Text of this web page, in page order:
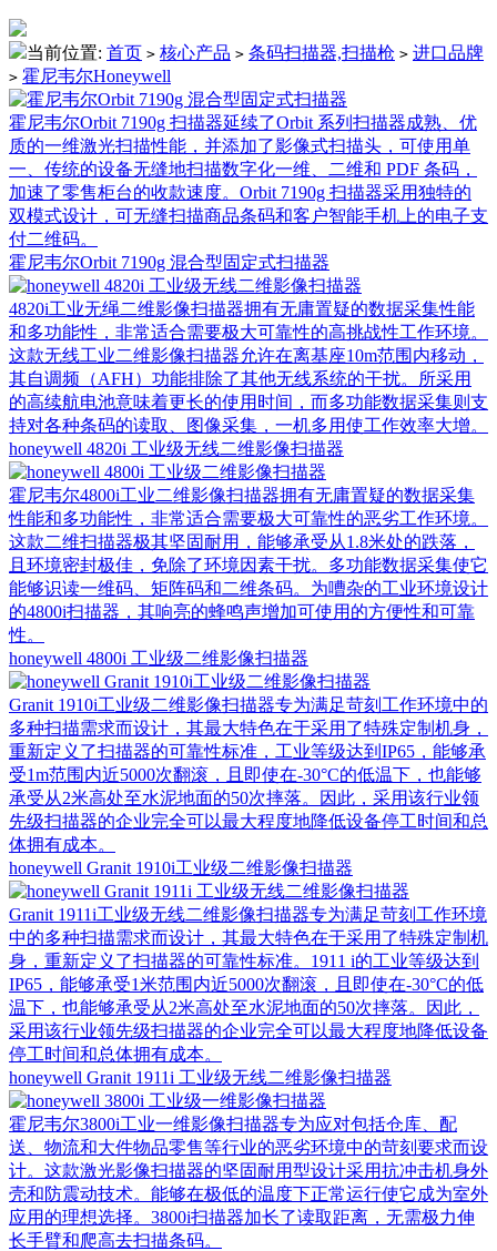
当前位置: 首页 > 核心产品 > 条码扫描器,扫描枪 > 进口品牌
> 霍尼韦尔Honeywell
霍尼韦尔Orbit 7190g 扫描器延续了Orbit 系列扫描器成熟、优
质的一维激光扫描性能，并添加了影像式扫描头，可使用单
一、传统的设备无缝地扫描数字化一维、二维和 PDF 条码，
加速了零售柜台的收款速度。Orbit 7190g 扫描器采用独特的
双模式设计，可无缝扫描商品条码和客户智能手机上的电子支
付二维码。
霍尼韦尔Orbit 7190g 混合型固定式扫描器
4820i工业无绳二维影像扫描器拥有无庸置疑的数据采集性能
和多功能性，非常适合需要极大可靠性的高挑战性工作环境。
这款无线工业二维影像扫描器允许在离基座10m范围内移动，
其自调频（AFH）功能排除了其他无线系统的干扰。所采用
的高续航电池意味着更长的使用时间，而多功能数据采集则支
持对各种条码的读取、图像采集，一机多用使工作效率大增。
honeywell 4820i 工业级无线二维影像扫描器
霍尼韦尔4800i工业二维影像扫描器拥有无庸置疑的数据采集
性能和多功能性，非常适合需要极大可靠性的恶劣工作环境。
这款二维扫描器极其坚固耐用，能够承受从1.8米处的跌落，
且环境密封极佳，免除了环境因素干扰。多功能数据采集使它
能够识读一维码、矩阵码和二维条码。为嘈杂的工业环境设计
的4800i扫描器，其响亮的蜂鸣声增加可使用的方便性和可靠
性。
honeywell 4800i 工业级二维影像扫描器
Granit 1910i工业级二维影像扫描器专为满足苛刻工作环境中的
多种扫描需求而设计，其最大特色在于采用了特殊定制机身，
重新定义了扫描器的可靠性标准，工业等级达到IP65，能够承
受1m范围内近5000次翻滚，且即使在-30°C的低温下，也能够
承受从2米高处至水泥地面的50次摔落。因此，采用该行业领
先级扫描器的企业完全可以最大程度地降低设备停工时间和总
体拥有成本。
honeywell Granit 1910i工业级二维影像扫描器
Granit 1911i工业级无线二维影像扫描器专为满足苛刻工作环境
中的多种扫描需求而设计，其最大特色在于采用了特殊定制机
身，重新定义了扫描器的可靠性标准。1911 i的工业等级达到
IP65，能够承受1米范围内近5000次翻滚，且即使在-30°C的低
温下，也能够承受从2米高处至水泥地面的50次摔落。因此，
采用该行业领先级扫描器的企业完全可以最大程度地降低设备
停工时间和总体拥有成本。
honeywell Granit 1911i 工业级无线二维影像扫描器
霍尼韦尔3800i工业一维影像扫描器专为应对包括仓库、配
送、物流和大件物品零售等行业的恶劣环境中的苛刻要求而设
计。这款激光影像扫描器的坚固耐用型设计采用抗冲击机身外
壳和防震动技术。能够在极低的温度下正常运行使它成为室外
应用的理想选择。3800i扫描器加长了读取距离，无需极力伸
长手臂和爬高去扫描条码。